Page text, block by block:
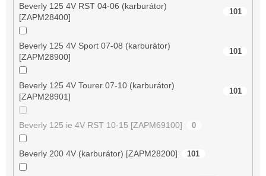
Beverly 125 4V RST 04-06 (karburátor)
[ZAPM28400]
101
Beverly 125 4V Sport 07-08 (karburátor)
[ZAPM28900]
101
Beverly 125 4V Tourer 07-10 (karburátor)
[ZAPM28901]
101
Beverly 125 ie 4V RST 10-15 [ZAPM69100] 0
Beverly 200 4V (karburátor) [ZAPM28200] 101